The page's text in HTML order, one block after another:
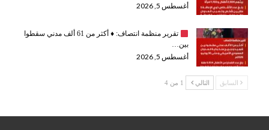
أغسطس 5, 2026
تقرير منظمة انتصاف: ♦️
أكثر من 61 ألف مدني سقطوا
بين…
أغسطس 5, 2026
السابق التالي 1 من 4